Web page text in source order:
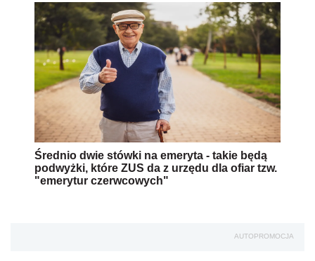
Średnio dwie stówki na emeryta - takie będą
podwyżki, które ZUS da z urzędu dla ofiar tzw.
"emerytur czerwcowych"
AUTOPROMOCJA